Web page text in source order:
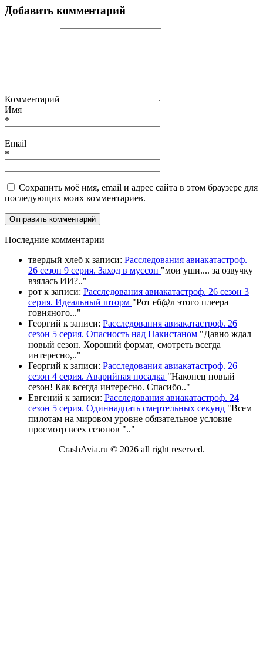
Добавить комментарий
Комментарий
Имя
*
Email
*
Сохранить моё имя, email и адрес сайта в этом браузере для
последующих моих комментариев.
Последние комментарии
твердый хлеб к записи: Расследования авиакатастроф.
26 сезон 9 серия. Заход в муссон "мои уши.... за озвучку
взялась ИИ?.."
рот к записи: Расследования авиакатастроф. 26 сезон 3
серия. Идеальный шторм "Рот еб@л этого плеера
говняного..."
Георгий к записи: Расследования авиакатастроф. 26
сезон 5 серия. Опасность над Пакистаном "Давно ждал
новый сезон. Хороший формат, смотреть всегда
интересно,.."
Георгий к записи: Расследования авиакатастроф. 26
сезон 4 серия. Аварийная посадка "Наконец новый
сезон! Как всегда интересно. Спасибо.."
Евгений к записи: Расследования авиакатастроф. 24
сезон 5 серия. Одиннадцать смертельных секунд "Всем
пилотам на мировом уровне обязательное условие
просмотр всех сезонов ".."
CrashAvia.ru © 2026 all right reserved.